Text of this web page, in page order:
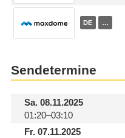
DE …
Sendetermine
Sa.08.11.2025
01:20–03:10
Fr.07.11.2025